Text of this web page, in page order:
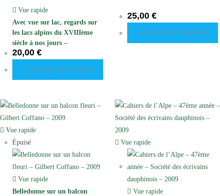
Vue rapide
Avec vue sur lac, regards sur
les lacs alpins du XVIIIème
siècle à nos jours –
COLLECTIF – 2009
20,00 €
AJOUTER AU PANIER
25,00 €
AJOUTER AU PANIER
Vue rapide
Épuisé
Vue rapide
Belledonne sur un balcon
Vue rapide
Vue rapide